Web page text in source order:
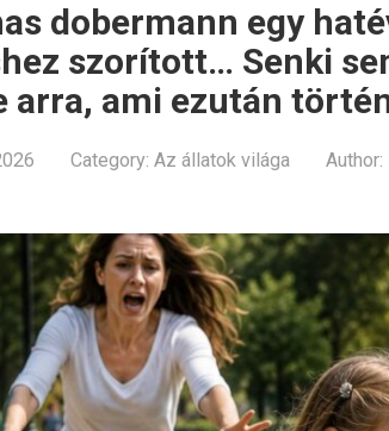
dobermann egy
szorított… Senki
arra, ami ezután
Category: Az állatok világa Author: